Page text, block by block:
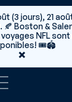
(3 jours), 21
Boston &
NFL
🎟️🏟️
×